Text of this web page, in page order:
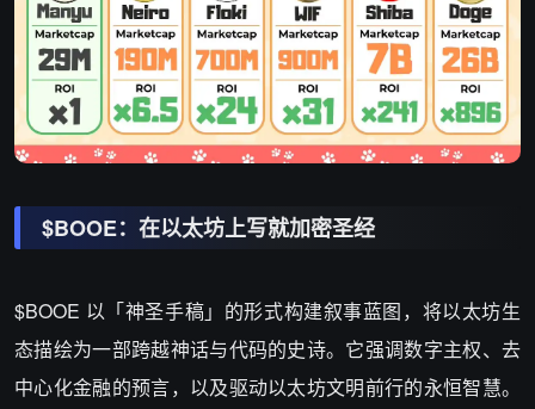
$BOOE：在以太坊上写就加密圣经
$BOOE 以「神圣手稿」的形式构建叙事蓝图，将以太坊生
态描绘为一部跨越神话与代码的史诗。它强调数字主权、去
中心化金融的预言，以及驱动以太坊文明前行的永恒智慧。